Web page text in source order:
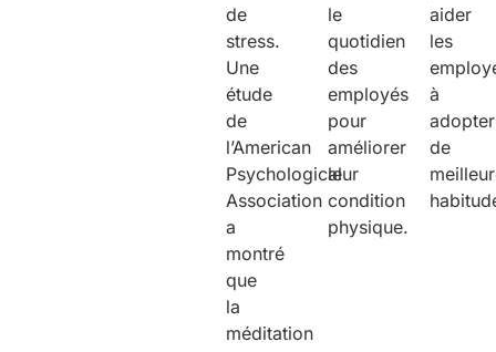
de
stress.
Une
étude
de
l’American
Psychological
Association
a
montré
que
la
méditation
le
quotidien
des
employés
pour
améliorer
leur
condition
physique.
aider
les
à
adopter
de